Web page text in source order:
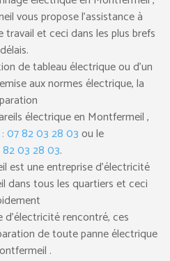
vous propose l’assistance à
et ceci dans les plus brefs
délais.
de tableau électrique ou d’un
aux normes électrique, la
électrique en Montfermeil ,
07 82 03 28 03ou le
82 03 28 03.
est une entreprise d’électricité
dans tous les quartiers et ceci
rencontré, ces
de toute panne électrique
.